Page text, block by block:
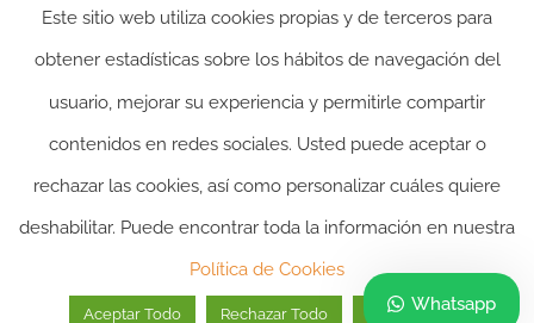
Garaje en Mallorca y Trastero
|
COOKIES|AVISO LEGAL
Este sitio web utiliza cookies propias y de terceros para
obtener estadísticas sobre los hábitos de navegación del
usuario, mejorar su experiencia y permitirle compartir
contenidos en redes sociales. Usted puede aceptar o
rechazar las cookies, así como personalizar cuáles quiere
deshabilitar. Puede encontrar toda la información en nuestra
Política de Cookies
Aceptar Todo Rechazar Todo Personalizar
Whatsapp